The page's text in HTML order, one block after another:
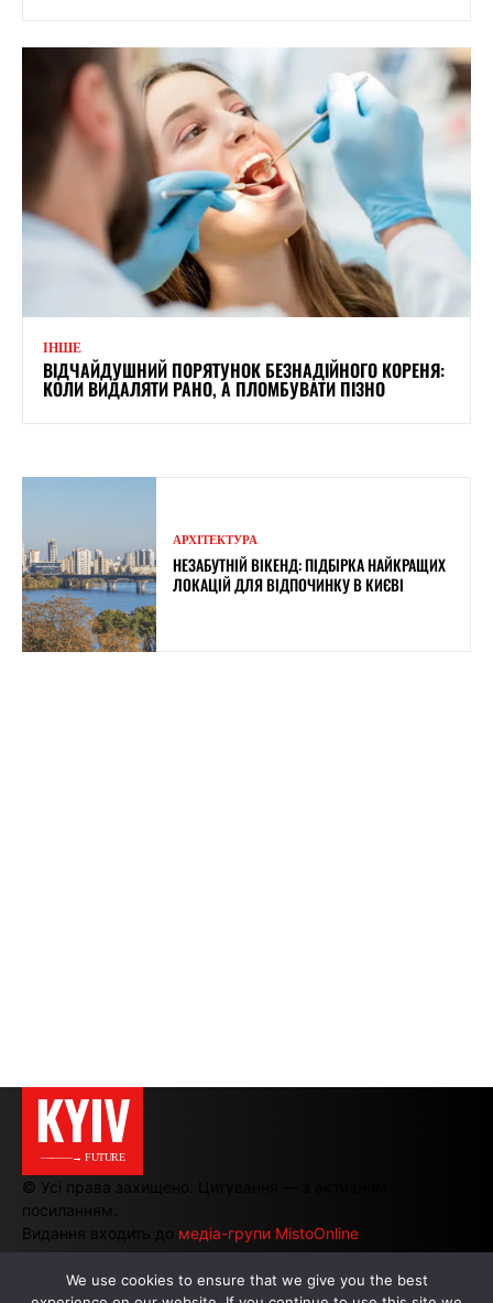
ІНШЕ
ВІДЧАЙДУШНИЙ ПОРЯТУНОК БЕЗНАДІЙНОГО КОРЕНЯ:
КОЛИ ВИДАЛЯТИ РАНО, А ПЛОМБУВАТИ ПІЗНО
АРХІТЕКТУРА
НЕЗАБУТНІЙ ВІКЕНД: ПІДБІРКА НАЙКРАЩИХ
ЛОКАЦІЙ ДЛЯ ВІДПОЧИНКУ В КИЄВІ
KYIV
———→ FUTURE
© Усі права захищено. Цитування — з активним
посиланням.
Видання входить до медіа-групи MistoOnline
We use cookies to ensure that we give you the best